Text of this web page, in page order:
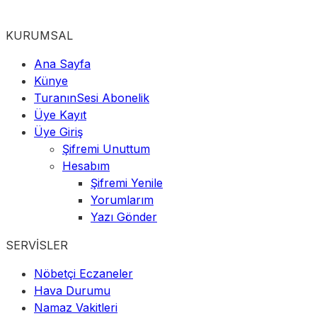
KURUMSAL
Ana Sayfa
Künye
TuranınSesi Abonelik
Üye Kayıt
Üye Giriş
Şifremi Unuttum
Hesabım
Şifremi Yenile
Yorumlarım
Yazı Gönder
SERVİSLER
Nöbetçi Eczaneler
Hava Durumu
Namaz Vakitleri